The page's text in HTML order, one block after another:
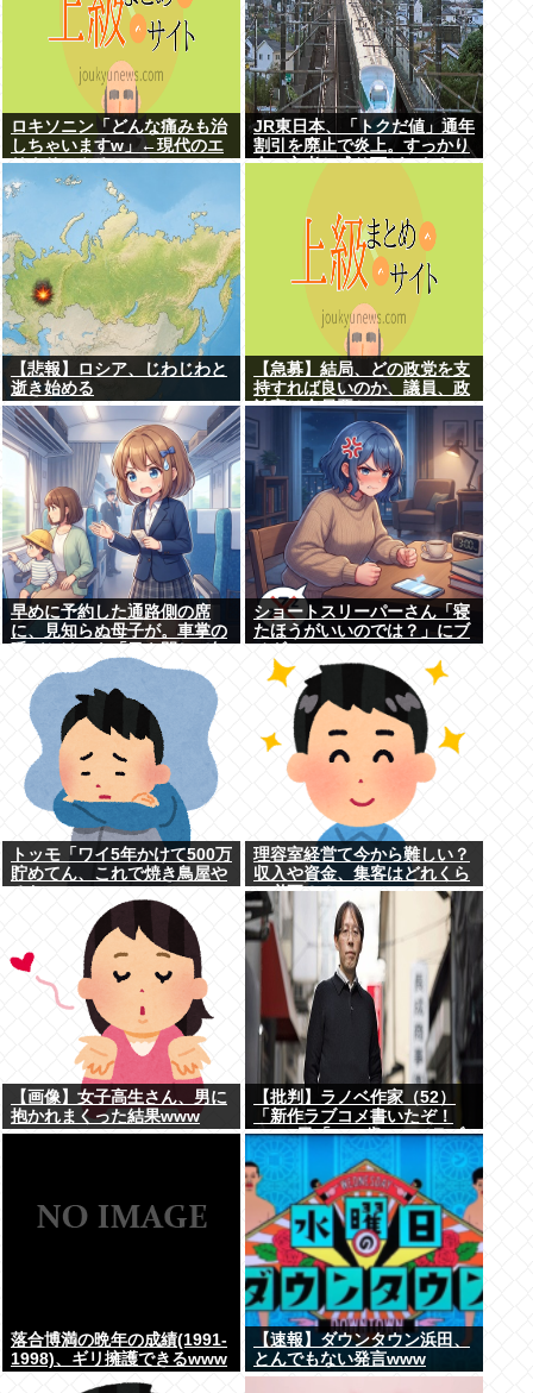
ロキソニン「どんな痛みも治
しちゃいますw」←現代のエ
リクサーやろ…
JR東日本、「トクだ値」通年
割引を廃止で炎上。すっかり
金の亡者と成り下がったな
【悲報】ロシア、じわじわと
逝き始める
【急募】結局、どの政党を支
持すれば良いのか、議員、政
治家は全員悪か
早めに予約した通路側の席
に、見知らぬ母子が。車掌の
視」して居座られました。無
理やり奪われた席は、結
局“やったもん勝ち”になっ...
ショートスリーパーさん「寝
たほうがいいのでは？」にブ
トッモ「ワイ5年かけて500万
貯めてん、これで焼き鳥屋や
理容室経営て今から難しい？
収入や資金、集客はどれくら
い必要？？
【画像】女子高生さん、男に
抱かれまくった結果www
【批判】ラノベ作家（52）
「新作ラブコメ書いたぞ！
ｗ」X民「いい歳こいてラブ
コメ（笑）恥ずかしくない
の？」←やめたれｗと話題に
落合博満の晩年の成績(1991-
1998)、ギリ擁護できるwww
【速報】ダウンタウン浜田、
とんでもない発言www